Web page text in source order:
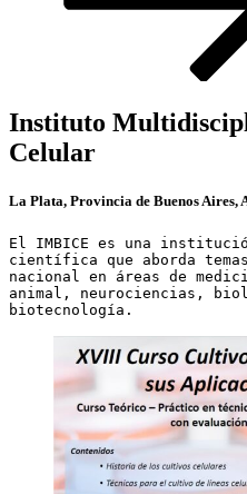
Instituto
Celular
La Plata, Provincia de Buenos Aires,
El IMBICE es una
científica que aborda
nacional en áreas de
animal, neurociencias,
biotecnología.